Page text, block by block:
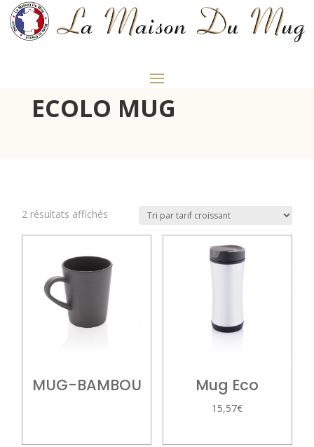
ECOLO MUG
2 résultats affichés
croissant
MUG-BAMBOU Mug Eco
15,57€